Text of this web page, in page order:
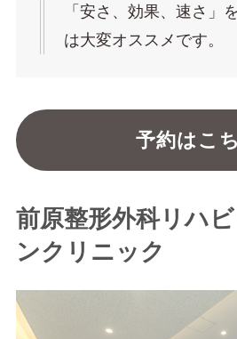
「安さ、効果、速さ」
は大変オススメです。
予約はこ
前原整形外科リハ
ンクリニック